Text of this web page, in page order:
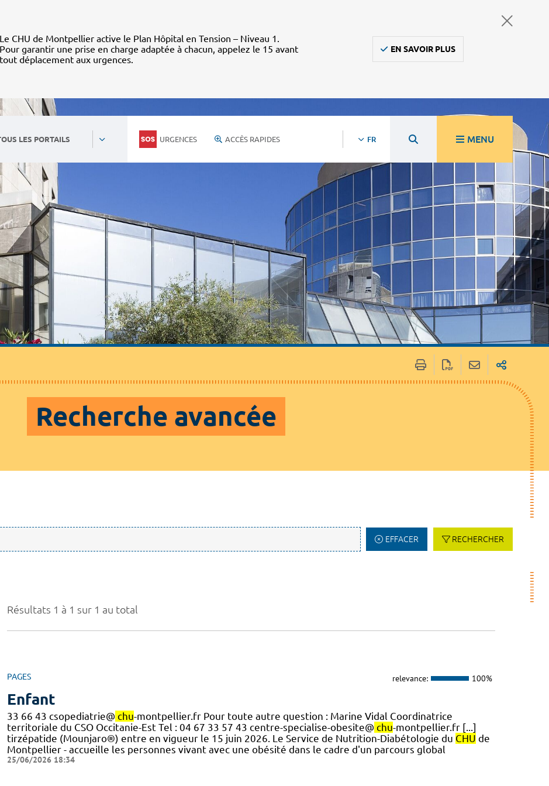
Le CHU de Montpellier active le Plan Hôpital en Tension – Niveau 1.
Pour garantir une prise en charge adaptée à chacun, appelez le 15 avant
tout déplacement aux urgences.
EN SAVOIR PLUS
LES PORTAILS URGENCES ACCÈS RAPIDES FR MENU
Recherche avancée
EFFACER RECHERCHER
Résultats 1 à 1 sur 1 au total
PAGES relevance: 100%
Enfant
33 66 43 csopediatrie@ chu-montpellier.fr Pour toute autre question : Marine Vidal Coordinatrice
territoriale du CSO Occitanie-Est Tel : 04 67 33 57 43 centre-specialise-obesite@ chu-montpellier.fr [...]
tirzépatide (Mounjaro®) entre en vigueur le 15 juin 2026. Le Service de Nutrition-Diabétologie du CHU de
Montpellier - accueille les personnes vivant avec une obésité dans le cadre d'un parcours global
25/06/2026 18:34